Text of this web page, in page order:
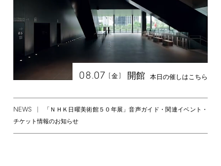
08.07 [金] 開館 本日の催しはこちら
NEWS
「ＮＨＫ日曜美術館５０年展」音声ガイド・関連イベント・
チケット情報のお知らせ